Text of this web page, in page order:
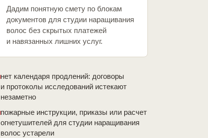
Дадим понятную смету по блокам
документов для студии наращивания
волос без скрытых платежей
и навязанных лишних услуг.
нет календаря продлений: договоры
и протоколы исследований истекают
незаметно
пожарные инструкции, приказы или расчет
огнетушителей для студии наращивания
волос устарели